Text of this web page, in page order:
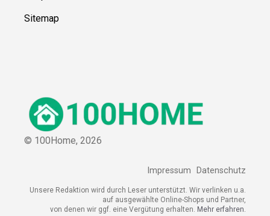
Sitemap
© 100Home, 2026
Impressum Datenschutz
Unsere Redaktion wird durch Leser unterstützt. Wir verlinken u.a.
auf ausgewählte Online-Shops und Partner,
von denen wir ggf. eine Vergütung erhalten. Mehr erfahren.